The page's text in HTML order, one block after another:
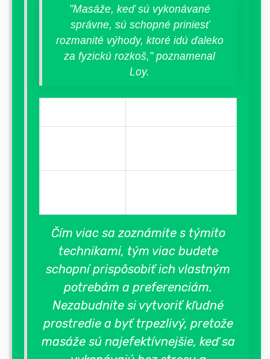
"Masáže, keď sú vykonávané
správne, sú schopné priniesť
rozmanité výhody, ktoré idú ďaleko
za fyzickú rozkoš," poznamenal
Loy.
Čím viac sa zoznámite s týmito
technikami, tým viac budete
schopní prispôsobiť ich vlastným
potrebám a preferenciám.
Nezabudnite si vytvoriť kľudné
prostredie a byť trpezlivý, pretože
masáže sú najefektívnejšie, keď sa